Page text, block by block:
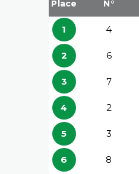
Place N°
1 4
2 6
3 7
4 2
5 3
6 8